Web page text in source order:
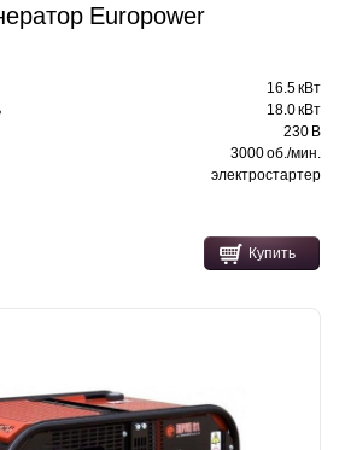
Europower
16.5 кВт
18.0 кВт
230 В
3000 об./мин.
электростартер
Купить